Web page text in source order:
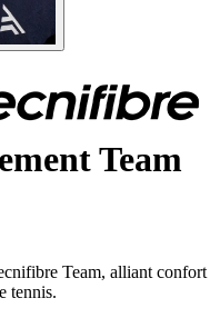
Team
Team, alliant confort
tennis.